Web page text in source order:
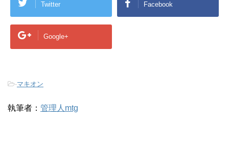
Twitter Facebook
Google+
-マキオン
執筆者： 管理人mtg